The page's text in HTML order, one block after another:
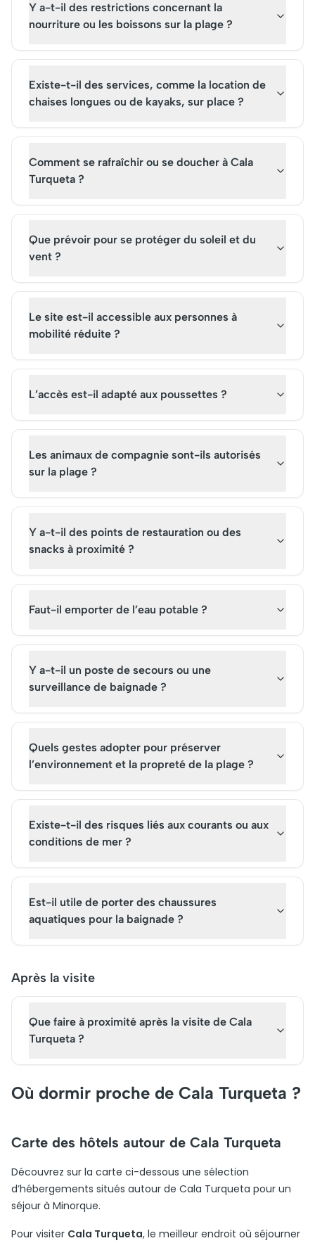
Y a-t-il des restrictions concernant la
nourriture ou les boissons sur la plage ?
Existe-t-il des services, comme la location de
chaises longues ou de kayaks, sur place ?
Comment se rafraîchir ou se doucher à Cala
Turqueta ?
Que prévoir pour se protéger du soleil et du
vent ?
Le site est-il accessible aux personnes à
mobilité réduite ?
L’accès est-il adapté aux poussettes ?
Les animaux de compagnie sont-ils autorisés
sur la plage ?
Y a-t-il des points de restauration ou des
snacks à proximité ?
Faut-il emporter de l’eau potable ?
Y a-t-il un poste de secours ou une
surveillance de baignade ?
Quels gestes adopter pour préserver
l’environnement et la propreté de la plage ?
Existe-t-il des risques liés aux courants ou aux
conditions de mer ?
Est-il utile de porter des chaussures
aquatiques pour la baignade ?
Après la visite
Que faire à proximité après la visite de Cala
Turqueta ?
Où dormir proche de Cala Turqueta ?
Carte des hôtels autour de Cala Turqueta
Découvrez sur la carte ci-dessous une sélection
d’hébergements situés autour de Cala Turqueta pour un
séjour à Minorque.
Pour visiter Cala Turqueta, le meilleur endroit où séjourner